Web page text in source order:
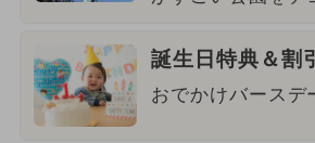
誕生日特典＆割
おでかけバースデ